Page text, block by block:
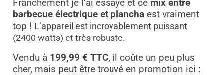
Franchement je l’ai essayé et ce mix entre
barbecue électrique et planchaest vraiment
top ! L’appareil est incroyablement puissant
(2400 watts) et très robuste.
Vendu à 199,99 € TTC, il coûte un peu plus
cher, mais peut être trouvé en promotion ici :